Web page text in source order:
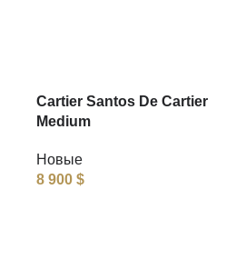
Cartier Santos De Cartier
Medium
Новые
8 900 $